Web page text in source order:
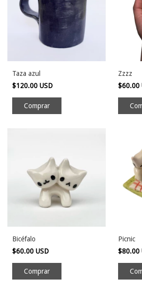
Taza azul
$120.00 USD
Zzzz
$60.00
Bicéfalo
$60.00 USD
Picnic
$80.00